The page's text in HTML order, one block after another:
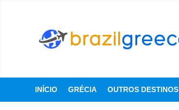
INÍCIO GRÉCIA OUTROS DESTINOS